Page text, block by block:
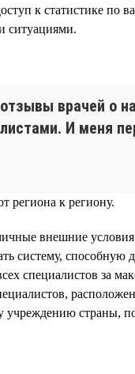
к статистике по
ситуациями.
врачей о
И меня
региона к региону.
внешние
систему, способную
специалистов за
страны,